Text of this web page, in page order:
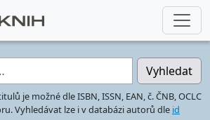
Vyhledat
je možné dle ISBN, ISSN, EAN, č. ČNB, OCLC
Vyhledávat lze i v databázi autorů dle id